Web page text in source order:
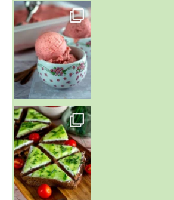
~ NICE CREAM À LA FRAISE ~
Presque un mois que